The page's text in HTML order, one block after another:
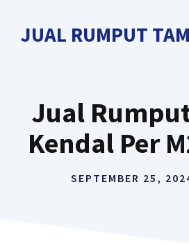
JUAL RUMPUT
Jual
Kendal Per
SEPTEMBER 25,